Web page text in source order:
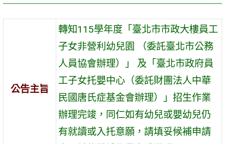
公告主旨
轉知115學年度「臺北市市政大樓員工
子女非營利幼兒園 （委託臺北市公務
人員協會辦理）」 及「臺北市政府員
工子女托嬰中心（委託財團法人中華
民國唐氏症基金會辦理）」招生作業
辦理完竣，同仁如有幼兒或嬰幼兒仍
有就讀或入托意願，請填妥候補申請